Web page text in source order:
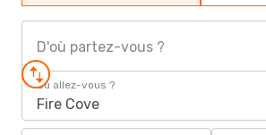
D'où partez-vous ?
Où allez-vous ?
Fire Cove